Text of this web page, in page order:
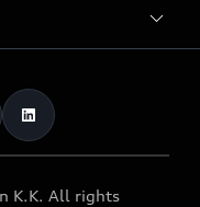
K.K. All rights